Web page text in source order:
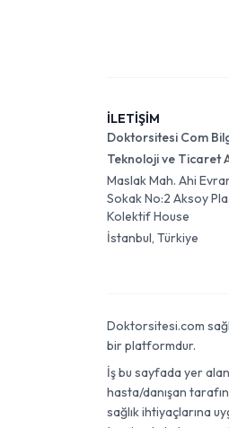
İLETİŞİM
Doktorsitesi Com
Teknoloji ve Ticaret
Maslak Mah. Ahi
Sokak No:2 Aksoy
Kolektif House
İstanbul, Türkiye
Doktorsitesi.com
bir platformdur.
İş bu sayfada yer
hasta/danışan
sağlık ihtiyaçlarına